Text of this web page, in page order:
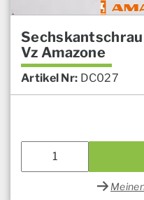
Vz Amazone
Artikel Nr: DC027